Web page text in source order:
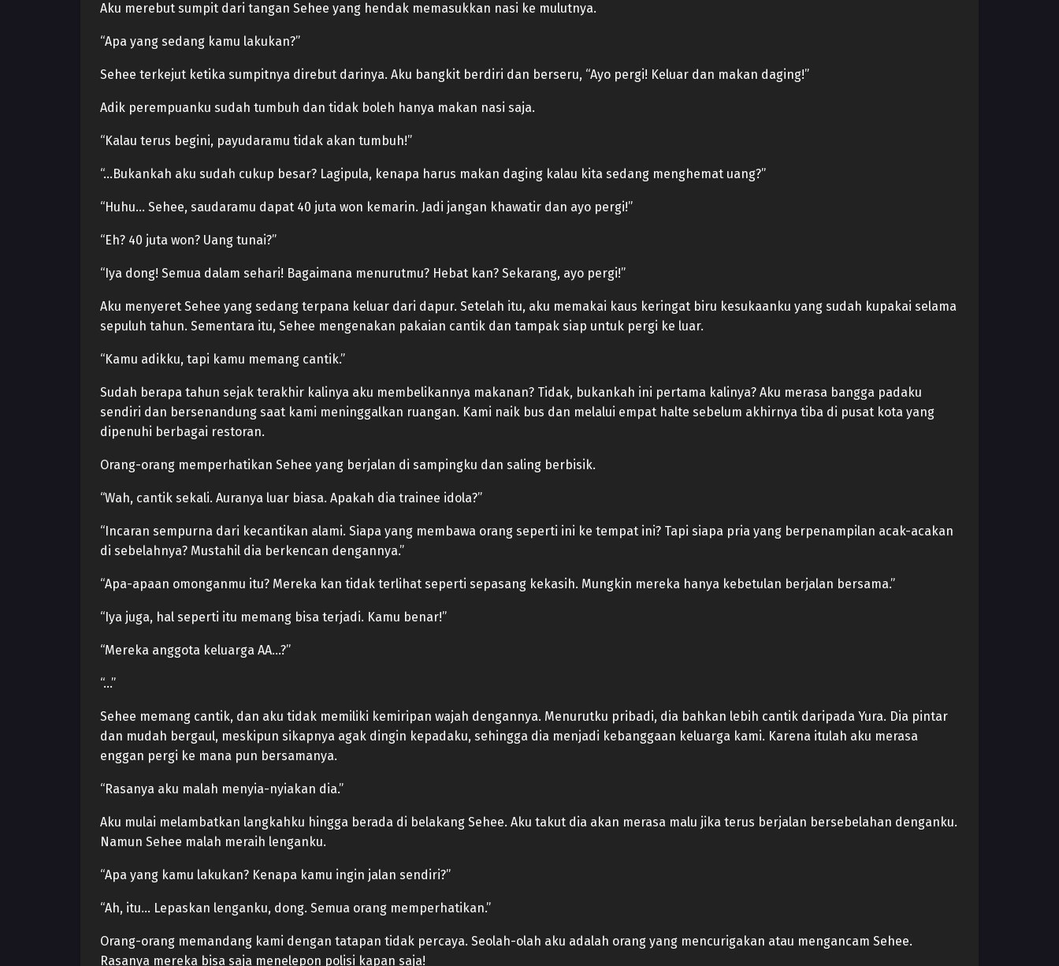
Aku merebut sumpit dari tangan Sehee yang hendak memasukkan nasi ke mulutnya.
“Apa yang sedang kamu lakukan?”
Sehee terkejut ketika sumpitnya direbut darinya. Aku bangkit berdiri dan berseru, “Ayo pergi! Keluar dan makan daging!”
Adik perempuanku sudah tumbuh dan tidak boleh hanya makan nasi saja.
“Kalau terus begini, payudaramu tidak akan tumbuh!”
“…Bukankah aku sudah cukup besar? Lagipula, kenapa harus makan daging kalau kita sedang menghemat uang?”
“Huhu… Sehee, saudaramu dapat 40 juta won kemarin. Jadi jangan khawatir dan ayo pergi!”
“Eh? 40 juta won? Uang tunai?”
“Iya dong! Semua dalam sehari! Bagaimana menurutmu? Hebat kan? Sekarang, ayo pergi!”
Aku menyeret Sehee yang sedang terpana keluar dari dapur. Setelah itu, aku memakai kaus keringat biru kesukaanku yang sudah kupakai selama
sepuluh tahun. Sementara itu, Sehee mengenakan pakaian cantik dan tampak siap untuk pergi ke luar.
“Kamu adikku, tapi kamu memang cantik.”
Sudah berapa tahun sejak terakhir kalinya aku membelikannya makanan? Tidak, bukankah ini pertama kalinya? Aku merasa bangga padaku
sendiri dan bersenandung saat kami meninggalkan ruangan. Kami naik bus dan melalui empat halte sebelum akhirnya tiba di pusat kota yang
dipenuhi berbagai restoran.
Orang-orang memperhatikan Sehee yang berjalan di sampingku dan saling berbisik.
“Wah, cantik sekali. Auranya luar biasa. Apakah dia trainee idola?”
“Incaran sempurna dari kecantikan alami. Siapa yang membawa orang seperti ini ke tempat ini? Tapi siapa pria yang berpenampilan acak-acakan
di sebelahnya? Mustahil dia berkencan dengannya.”
“Apa-apaan omonganmu itu? Mereka kan tidak terlihat seperti sepasang kekasih. Mungkin mereka hanya kebetulan berjalan bersama.”
“Iya juga, hal seperti itu memang bisa terjadi. Kamu benar!”
“Mereka anggota keluarga AA…?”
“…”
Sehee memang cantik, dan aku tidak memiliki kemiripan wajah dengannya. Menurutku pribadi, dia bahkan lebih cantik daripada Yura. Dia pintar
dan mudah bergaul, meskipun sikapnya agak dingin kepadaku, sehingga dia menjadi kebanggaan keluarga kami. Karena itulah aku merasa
enggan pergi ke mana pun bersamanya.
“Rasanya aku malah menyia-nyiakan dia.”
Aku mulai melambatkan langkahku hingga berada di belakang Sehee. Aku takut dia akan merasa malu jika terus berjalan bersebelahan denganku.
Namun Sehee malah meraih lenganku.
“Apa yang kamu lakukan? Kenapa kamu ingin jalan sendiri?”
“Ah, itu… Lepaskan lenganku, dong. Semua orang memperhatikan.”
Orang-orang memandang kami dengan tatapan tidak percaya. Seolah-olah aku adalah orang yang mencurigakan atau mengancam Sehee.
Rasanya mereka bisa saja menelepon polisi kapan saja!